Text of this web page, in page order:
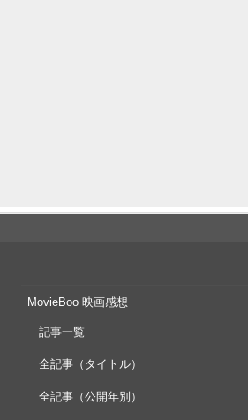
MovieBoo 映画感想
記事一覧
全記事（タイトル）
全記事（公開年別）